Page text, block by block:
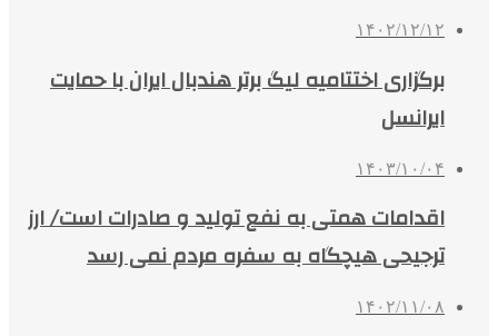
۱۴۰۲/۱۲/۱۲
برگزاری اختتامیه لیگ برتر هندبال ایران با حمایت
ایرانسل
۱۴۰۳/۱۰/۰۴
اقدامات همتی به نفع تولید و صادرات است/ ارز
ترجیحی هیچگاه به سفره مردم نمی رسد
۱۴۰۲/۱۱/۰۸